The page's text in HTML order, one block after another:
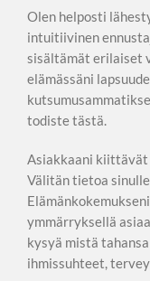
Olen helposti
intuitiivinen
sisältämät erilaiset
elämässäni
todiste tästä.
Asiakkaani kiittävät
Välitän tietoa
ymmärryksellä
kysyä mistä
ihmissuhteet,